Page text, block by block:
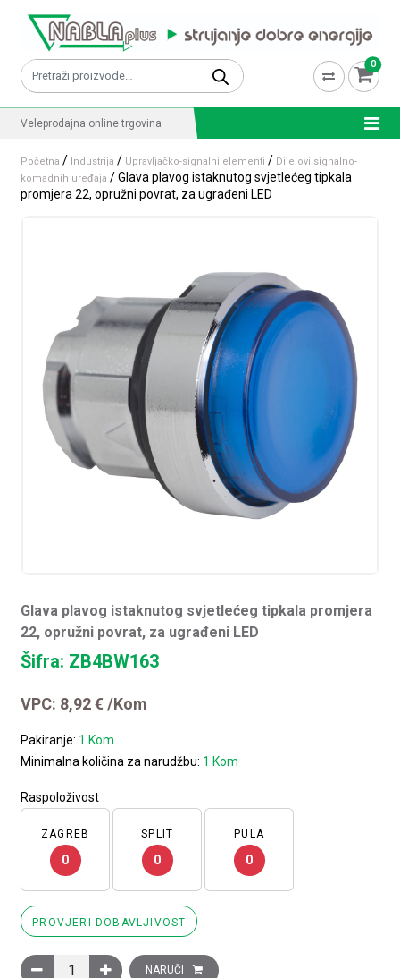
Pretraži: 0
Veleprodajna online trgovina
Početna / Industrija / Upravljačko-signalni elementi / Dijelovi signalno-
komadnih uređaja / Glava plavog istaknutog svjetlećeg tipkala
promjera 22, opružni povrat, za ugrađeni LED
Glava plavog istaknutog svjetlećeg tipkala promjera
22, opružni povrat, za ugrađeni LED
Šifra: ZB4BW163
VPC: 8,92€ /Kom
Pakiranje: 1 Kom
Minimalna količina za narudžbu: 1 Kom
Raspoloživost
ZAGREB
0
SPLIT
0
PULA
0
PROVJERI DOBAVLJIVOST
Glava plavog istaknutog svjetlećeg tipkala promjera 22,
NARUČI